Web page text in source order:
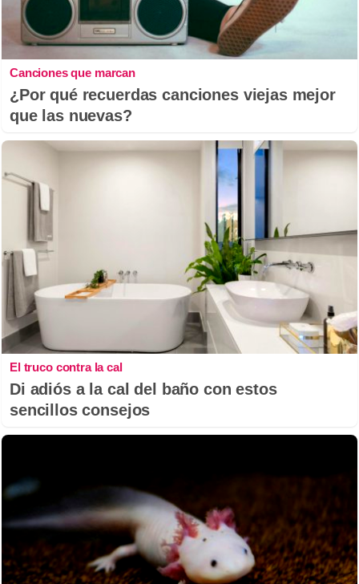
Canciones que marcan
¿Por qué recuerdas canciones viejas mejor
que las nuevas?
El truco contra la cal
Di adiós a la cal del baño con estos
sencillos consejos